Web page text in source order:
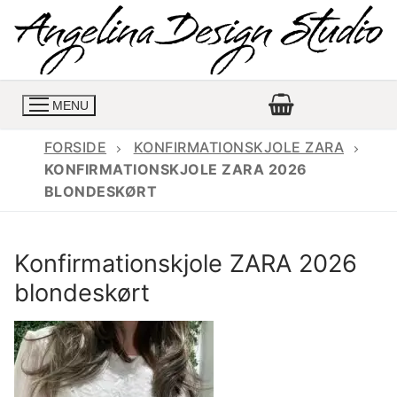
indhold
MENU
Konfirmationskjoler
Konfirmations buksedragter
Konfirmationskjoler med lange ærmer
Konfirmationskjoler udsalg
Skrædder priser
Bukser priser
Jeans priser
Book en tid
Kontakt
FORSIDE
KONFIRMATIONSKJOLE ZARA
KONFIRMATIONSKJOLE ZARA 2026
BLONDESKØRT
Konfirmationskjole ZARA 2026
blondeskørt